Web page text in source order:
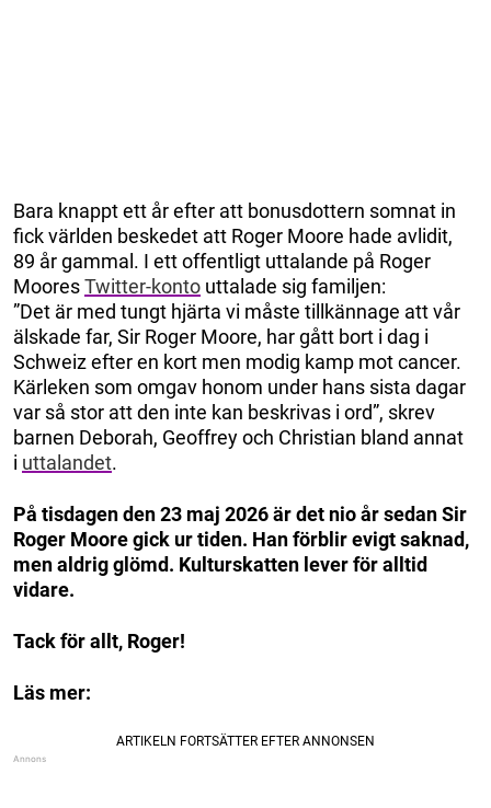
Bara knappt ett år efter att bonusdottern somnat in
fick världen beskedet att Roger Moore hade avlidit,
89 år gammal. I ett offentligt uttalande på Roger
MooresTwitter-konto uttalade sig familjen:
”Det är med tungt hjärta vi måste tillkännage att vår
älskade far, Sir Roger Moore, har gått bort i dag i
Schweiz efter en kort men modig kamp mot cancer.
Kärleken som omgav honom under hans sista dagar
var så stor att den inte kan beskrivas i ord”, skrev
barnen Deborah, Geoffrey och Christian bland annat
i uttalandet.
På tisdagen den 23 maj 2026 är det nio år sedan Sir
Roger Moore gick ur tiden. Han förblir evigt saknad,
men aldrig glömd. Kulturskatten lever för alltid
vidare.
Tack för allt, Roger!
Läs mer: